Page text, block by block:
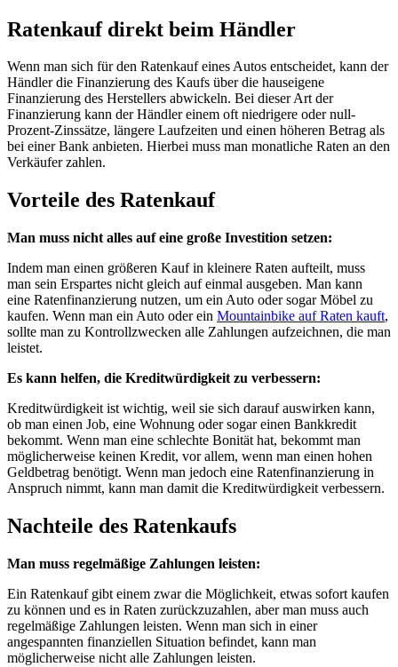
Ratenkauf direkt beim Händler
Wenn man sich für den Ratenkauf eines Autos entscheidet, kann der
Händler die Finanzierung des Kaufs über die hauseigene
Finanzierung des Herstellers abwickeln. Bei dieser Art der
Finanzierung kann der Händler einem oft niedrigere oder null-
Prozent-Zinssätze, längere Laufzeiten und einen höheren Betrag als
bei einer Bank anbieten. Hierbei muss man monatliche Raten an den
Verkäufer zahlen.
Vorteile des Ratenkauf
Man muss nicht alles auf eine große Investition setzen:
Indem man einen größeren Kauf in kleinere Raten aufteilt, muss
man sein Erspartes nicht gleich auf einmal ausgeben. Man kann
eine Ratenfinanzierung nutzen, um ein Auto oder sogar Möbel zu
kaufen. Wenn man ein Auto oder ein Mountainbike auf Raten kauft,
sollte man zu Kontrollzwecken alle Zahlungen aufzeichnen, die man
leistet.
Es kann helfen, die Kreditwürdigkeit zu verbessern:
Kreditwürdigkeit ist wichtig, weil sie sich darauf auswirken kann,
ob man einen Job, eine Wohnung oder sogar einen Bankkredit
bekommt. Wenn man eine schlechte Bonität hat, bekommt man
möglicherweise keinen Kredit, vor allem, wenn man einen hohen
Geldbetrag benötigt. Wenn man jedoch eine Ratenfinanzierung in
Anspruch nimmt, kann man damit die Kreditwürdigkeit verbessern.
Nachteile des Ratenkaufs
Man muss regelmäßige Zahlungen leisten:
Ein Ratenkauf gibt einem zwar die Möglichkeit, etwas sofort kaufen
zu können und es in Raten zurückzuzahlen, aber man muss auch
regelmäßige Zahlungen leisten. Wenn man sich in einer
angespannten finanziellen Situation befindet, kann man
möglicherweise nicht alle Zahlungen leisten.